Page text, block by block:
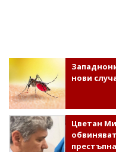
нови
Цветан